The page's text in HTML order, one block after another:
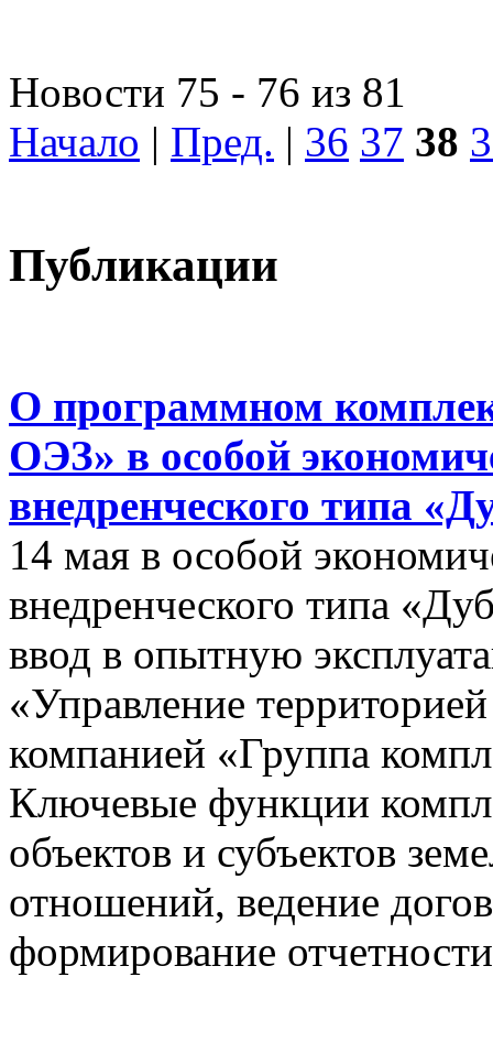
Новости 75 - 76 из 81
Начало | Пред. | 36 37 38
Публикации
О программном
ОЭЗ» в особой
внедренческого типа
14 мая в особой
внедренческого типа
ввод в опытную
«Управление
компанией «Группа
Ключевые функции
объектов и субъектов
отношений, ведение
формирование